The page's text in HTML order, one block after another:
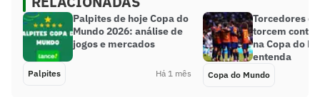
Palpites de hoje Copa do
Mundo 2026: análise de
jogos e mercados
Palpites Há 1 mês
Torcedores
torcem contra
na Copa do
entenda
Copa do Mundo